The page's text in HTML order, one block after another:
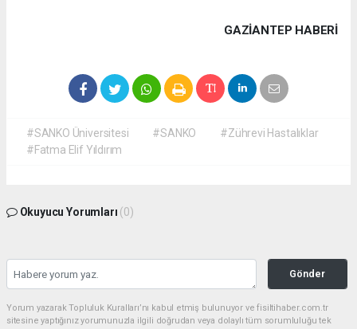
GAZIANTEP HABERİ
#SANKO Üniversitesi #SANKO
#Zührevi Hastalıklar
#Fatma Elif Yıldırım
Okuyucu Yorumları (0)
Gönder
Yorum yazarak Topluluk Kuralları’nı kabul etmiş bulunuyor ve fisiltihaber.com.tr
sitesine yaptığınız yorumunuzla ilgili doğrudan veya dolaylı tüm sorumluluğu tek